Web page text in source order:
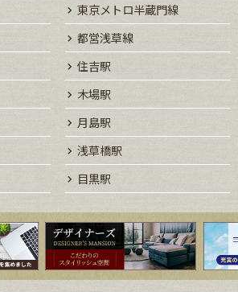
東京メトロ半蔵門線
都営浅草線
住吉駅
木場駅
月島駅
浅草橋駅
目黒駅